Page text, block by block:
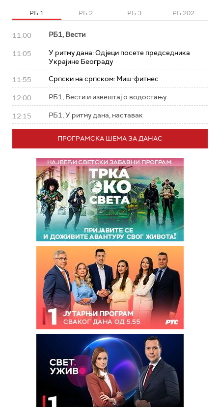
РБ 1 РБ 2 РБ 3 РБ 202
11:00 РБ1, Вести
11:05
У ритму дана: Од‌јеци посете председника
Украјине Београду
11:55 Српски на српском: Миш-фитнес
12:00 РБ1, Вести и извештај о водостању
12:15 РБ1, У ритму дана, наставак
ПРОГРАМСКА ШЕМА ЗА ДАНАС